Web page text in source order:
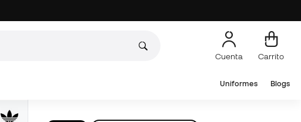
Cuenta Carrito
Uniformes Blogs